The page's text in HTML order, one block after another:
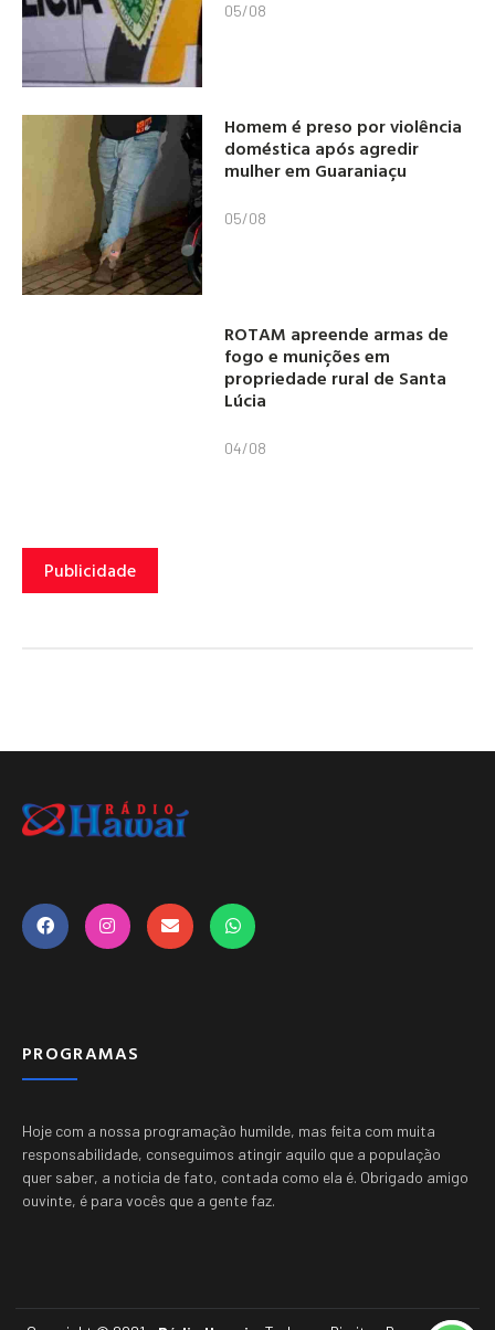
05/08
Homem é preso por violência
doméstica após agredir
mulher em Guaraniaçu
05/08
ROTAM apreende armas de
fogo e munições em
propriedade rural de Santa
Lúcia
04/08
Publicidade
PROGRAMAS
Hoje com a nossa programação humilde, mas feita com muita
responsabilidade, conseguimos atingir aquilo que a população
quer saber, a noticia de fato, contada como ela é. Obrigado amigo
ouvinte, é para vocês que a gente faz.